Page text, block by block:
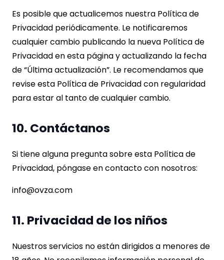
Es posible que actualicemos nuestra Política de
Privacidad periódicamente. Le notificaremos
cualquier cambio publicando la nueva Política de
Privacidad en esta página y actualizando la fecha
de “Última actualización”. Le recomendamos que
revise esta Política de Privacidad con regularidad
para estar al tanto de cualquier cambio.
10. Contáctanos
Si tiene alguna pregunta sobre esta Política de
Privacidad, póngase en contacto con nosotros:
info@ovza.com
11. Privacidad de los niños
Nuestros servicios no están dirigidos a menores de